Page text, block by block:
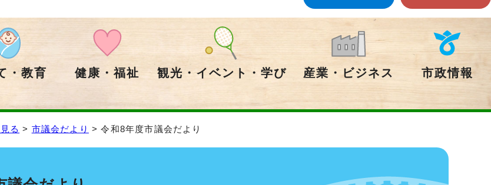
・教育 健康・福祉 観光・イベント・学び 産業・ビジネス 市政情報
る > 市議会だより > 令和8年度市議会だより